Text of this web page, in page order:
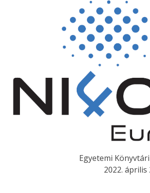
Egyetemi
2022. április